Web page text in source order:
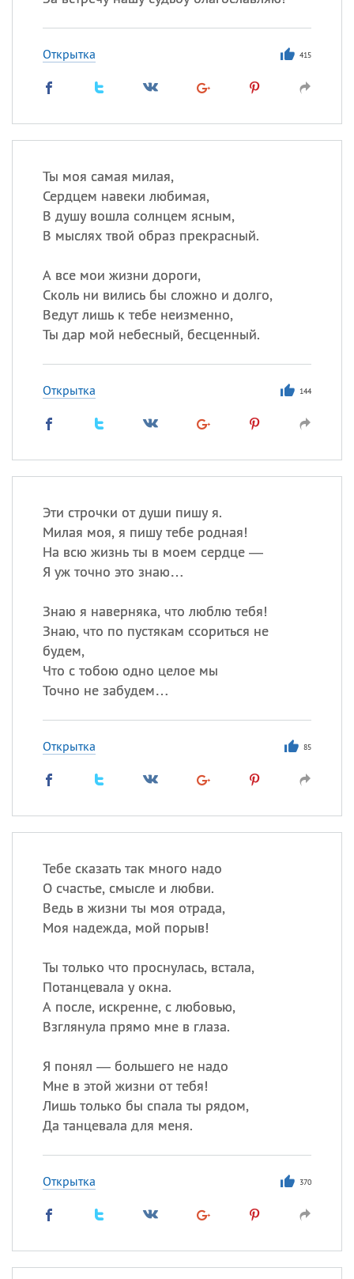
Открытка 415
Ты моя самая милая,
Сердцем навеки любимая,
В душу вошла солнцем ясным,
В мыслях твой образ прекрасный.
А все мои жизни дороги,
Сколь ни вились бы сложно и долго,
Ведут лишь к тебе неизменно,
Ты дар мой небесный, бесценный.
Открытка 144
Эти строчки от души пишу я.
Милая моя, я пишу тебе родная!
На всю жизнь ты в моем сердце —
Я уж точно это знаю…
Знаю я наверняка, что люблю тебя!
Знаю, что по пустякам ссориться не
будем,
Что с тобою одно целое мы
Точно не забудем…
Открытка 85
Тебе сказать так много надо
О счастье, смысле и любви.
Ведь в жизни ты моя отрада,
Моя надежда, мой порыв!
Ты только что проснулась, встала,
Потанцевала у окна.
А после, искренне, с любовью,
Взглянула прямо мне в глаза.
Я понял — большего не надо
Мне в этой жизни от тебя!
Лишь только бы спала ты рядом,
Да танцевала для меня.
Открытка 370